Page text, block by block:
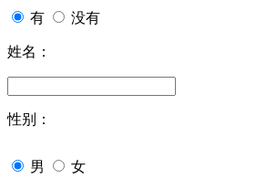
有 没有
姓名：
性别：
男 女